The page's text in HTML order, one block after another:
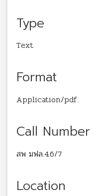
Type
Text
Format
Application/pdf.
Call Number
สพ มฟล.4.6/7
Location